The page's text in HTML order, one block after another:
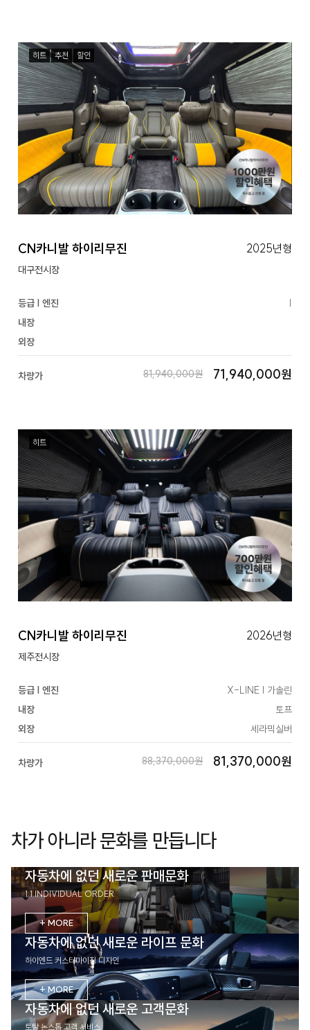
히트 추천 할인
CN카니발 하이리무진 2025년형
대구전시장
등급 | 엔진
|
내장
외장
차량가 81,940,000원 71,940,000원
히트
CN카니발 하이리무진 2026년형
제주전시장
등급 | 엔진
X-LINE | 가솔린
내장
토프
외장
세라믹실버
차량가 88,370,000원 81,370,000원
차가 아니라 문화를 만듭니다
자동차에 없던 새로운 판매문화
1:1 INDIVIDUAL ORDER
+ MORE
자동차에 없던 새로운 라이프 문화
하이엔드 커스터마이징 디자인
+ MORE
자동차에 없던 새로운 고객문화
토탈 논스톱 고객 서비스